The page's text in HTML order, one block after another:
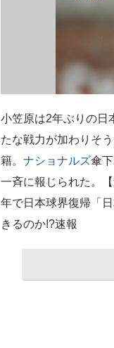
小笠原は2年ぶりの日
たな戦力が加わりそ
籍。 ナショナルズ傘
一斉に報じられた。
年で日本球界復帰「
きるのか!?速報